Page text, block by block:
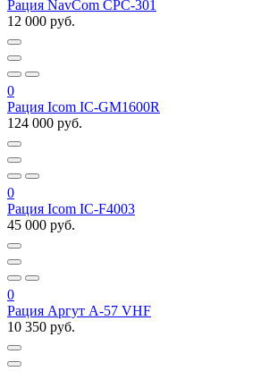
Рация NavCom СРC-301
12 000 руб.
0
Рация Icom IC-GM1600R
124 000 руб.
0
Рация Icom IC-F4003
45 000 руб.
0
Рация Аргут А-57 VHF
10 350 руб.